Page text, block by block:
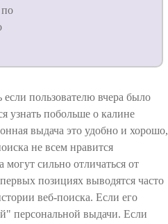
пользователю вчера было
узнать побольше о калине
выдача это удобно и хорошо,
не всем нравится
могут сильно отличаться от
позициях выводятся часто
веб-поиска. Если его
персональной выдачи. Если